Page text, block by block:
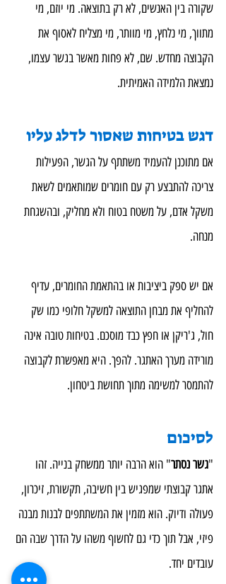
שקורה בין האנשים, לא רק בתוצאה. מי יוזם, מי
מתווך, מי נלחץ, מי מוותר, מי מצליח לאסוף את
הקבוצה מחדש. שם, לא פחות מאשר בגשר עצמו,
נמצאת הלמידה האמיתית.
דגש בטיחות שאסור לדלג עליו
אם מתוכנן להעמיד משתתף על הגשר, הפעילות
צריכה להתבצע רק עם חומרים שמותאמים לשאת
משקל אדם, על משטח בטוח ולא מחליק, ובהשגחת
מנחה.
אם יש ספק ביציבות או בהתאמת החומרים, עדיף
להחליף את מבחן התוצאה למשקל חלופי כמו שק
חול, ג'ריקן או חפץ כבד מוסכם. בטיחות טובה אינה
מורידה מערך האתגר. להפך. היא מאפשרת לקבוצה
להתמסר למשימה מתוך תחושת ביטחון.
לסיכום
"גשר נסתר" הוא הרבה יותר ממשחק בנייה. זהו
אתגר קבוצתי שמפגיש בין חשיבה, תקשורת, זיכרון,
פעולה ודיוק. הוא מזמין את המשתתפים לבנות מבנה
פיזי, אבל תוך כדי גם לחשוף משהו על הדרך שבה הם
עובדים יחד.